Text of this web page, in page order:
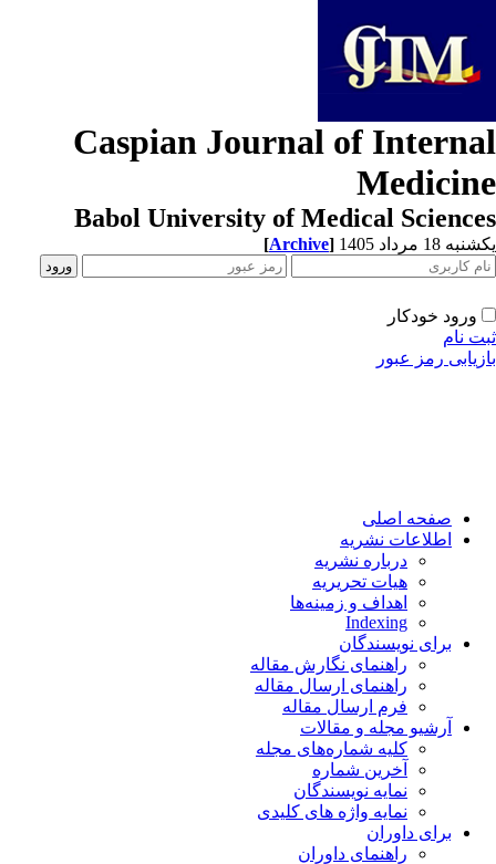
Caspian Journal of
Babol University of Medical
18 مرداد 1405 [Archive]
ورود خودکار
نام
رمز عبور
صفحه اصلی
اطلاعات نشریه
درباره نشریه
هیات تحریریه
اهداف و زمینه‌ها
Indexing
برای نویسندگان
راهنمای نگارش مقاله
راهنمای ارسال مقاله
فرم ارسال مقاله
آرشیو مجله و مقالات
کلیه شماره‌های مجله
آخرین شماره
نمایه نویسندگان
نمایه واژه های کلیدی
برای داوران
راهنمای داوران